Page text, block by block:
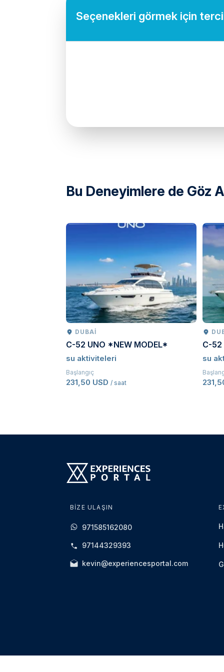
Seçenekleri görmek için
Bu Deneyimlere de Göz
DUBAI
C-52 UNO *NEW MODEL*
su aktiviteleri
Başlangıç
231,50 USD / saat
C-52
su
BIZE ULAŞIN
971585162080
97144329393
kevin@experiencesportal.com